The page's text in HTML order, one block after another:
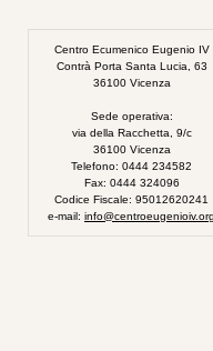
Centro Ecumenico Eugenio IV
Contrà Porta Santa Lucia, 63
36100 Vicenza
Sede operativa:
via della Racchetta, 9/c
36100 Vicenza
Telefono: 0444 234582
Fax: 0444 324096
Codice Fiscale: 95012620241
e-mail: info@centroeugenioiv.org